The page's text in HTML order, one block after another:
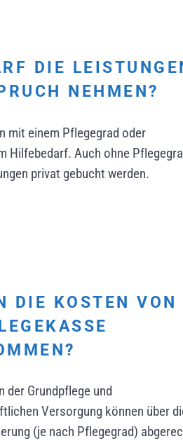
DIE
NEHMEN?
mit einem Pflegegrad oder
Hilfebedarf. Auch ohne
privat gebucht werden.
DIE KOSTEN VON
der Grundpflege und
Versorgung können über
(je nach Pflegegrad)